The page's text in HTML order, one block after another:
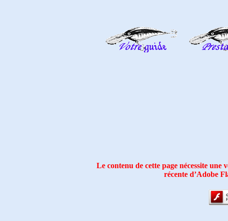
Le contenu de cette page nécessite une
récente d’Adobe